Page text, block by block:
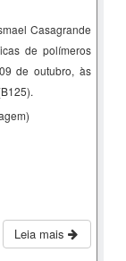
Casagrande
de polímeros
de outubro, às
Leia mais